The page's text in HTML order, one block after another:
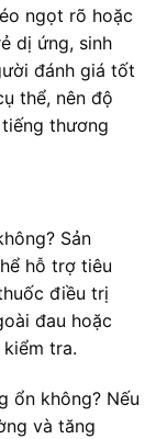
ngọt rõ hoặc
dị ứng, sinh
đánh giá tốt
thể, nên độ
thương
Sản
hỗ trợ tiêu
điều trị
đau hoặc
tra.
ổn không? Nếu
và tăng